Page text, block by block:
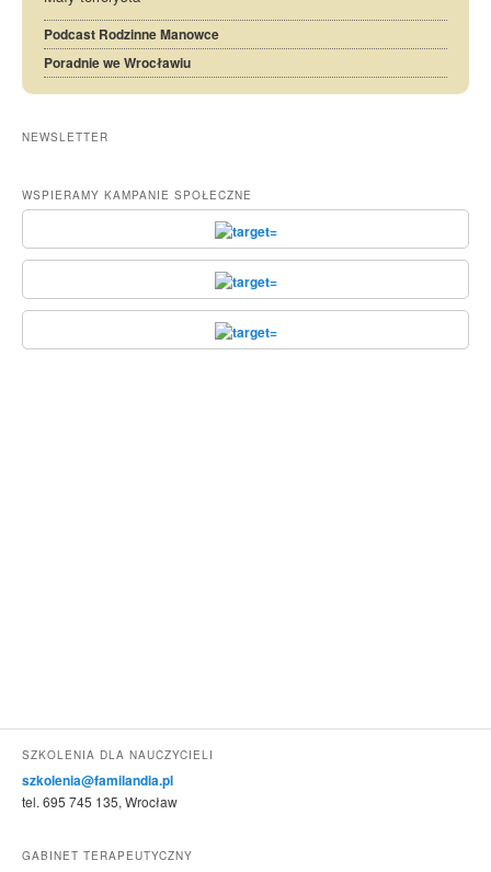
Podcast Rodzinne Manowce
Poradnie we Wrocławiu
NEWSLETTER
WSPIERAMY KAMPANIE SPOŁECZNE
SZKOLENIA DLA NAUCZYCIELI
szkolenia@familandia.pl
tel. 695 745 135, Wrocław
GABINET TERAPEUTYCZNY